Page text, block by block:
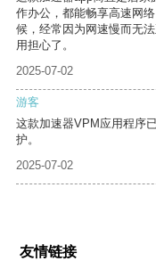
作办公，都能畅享高速网
候，经常因为网速慢而无
用担心了。
2025-07-02
游客
这款加速器VPM应用程序
护。
2025-07-02
友情链接